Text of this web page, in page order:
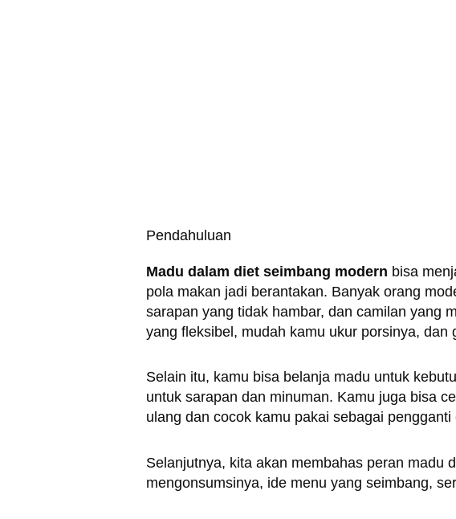
Pendahuluan
Madu dalam diet seimbang modern bisa
pola makan jadi berantakan. Banyak orang
sarapan yang tidak hambar, dan camilan yang
yang fleksibel, mudah kamu ukur porsinya,
Selain itu, kamu bisa belanja madu untuk
untuk sarapan dan minuman. Kamu juga bisa
ulang dan cocok kamu pakai sebagai pengganti
Selanjutnya, kita akan membahas peran madu
mengonsumsinya, ide menu yang seimbang,